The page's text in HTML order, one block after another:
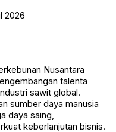
2026
Nusantara
talenta
sawit global.
sumber daya manusia
daya saing,
keberlanjutan bisnis.